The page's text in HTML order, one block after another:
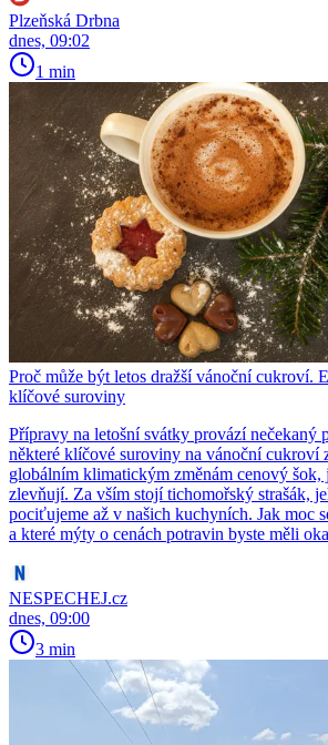
Plzeňská Drbna
dnes, 09:02
1 min
Proč může být letos dražší vánoční cukroví.
klíčové suroviny
Přípravy na letošní svátky provází nečekaný
některé klíčové suroviny na vánoční cukroví
globálním klimatickým změnám cenový šok,
zlevňují. Za vším stojí tichomořský strašák,
pociťujeme až v našich kuchyních. Jak moc
a které mýty o cenách potravin byste měli
NESPECHEJ.cz
dnes, 09:00
3 min